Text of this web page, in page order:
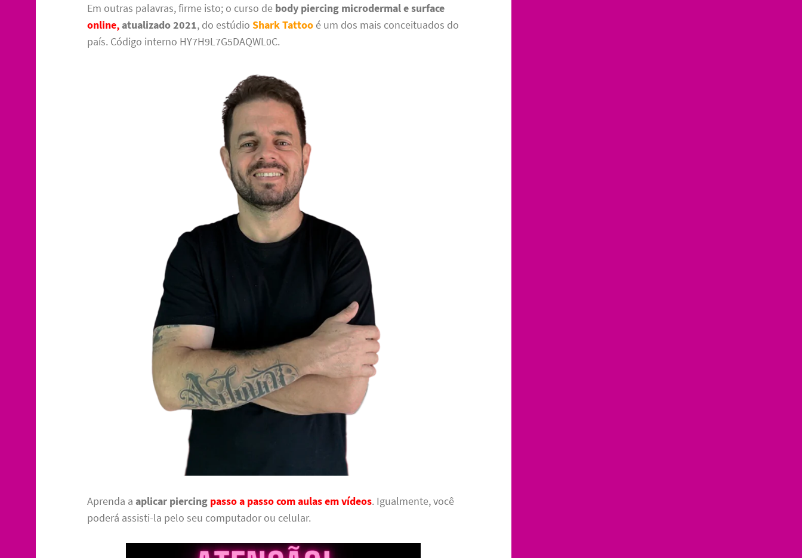
Em outras palavras, firme isto; o curso de body piercing microdermal e surface
online,atualizado 2021, do estúdioShark Tattoo é um dos mais conceituados do
país. Código interno HY7H9L7G5DAQWL0C.
Aprenda aaplicar piercing passo a passo com aulas em vídeos. Igualmente, você
poderá assisti-la pelo seu computador ou celular.